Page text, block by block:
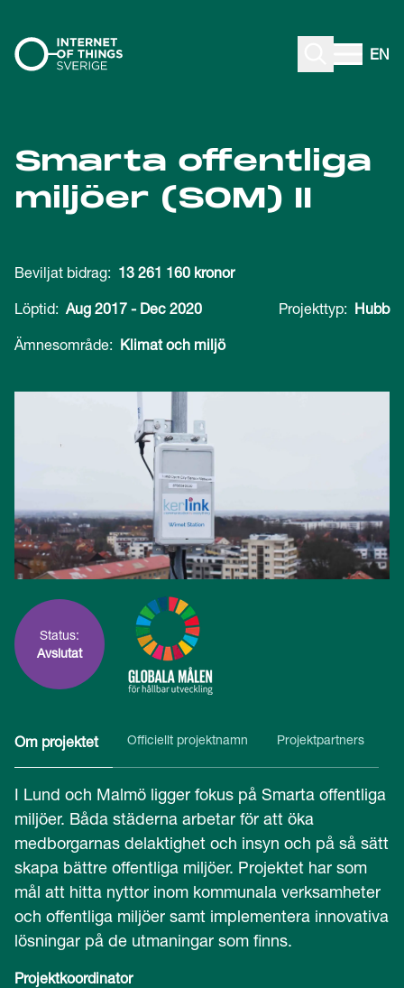
Gå till innehåll
EN
Smarta offentliga
miljöer (SOM) II
Beviljat bidrag: 13 261 160 kronor
Löptid: Aug 2017 - Dec 2020 Projekttyp: Hubb
Ämnesområde: Klimat och miljö
Status:
Avslutat
Om projektet Officiellt projektnamn Projektpartners
I Lund och Malmö ligger fokus på Smarta offentliga
miljöer. Båda städerna arbetar för att öka
medborgarnas delaktighet och insyn och på så sätt
skapa bättre offentliga miljöer. Projektet har som
mål att hitta nyttor inom kommunala verksamheter
och offentliga miljöer samt implementera innovativa
lösningar på de utmaningar som finns.
Projektkoordinator